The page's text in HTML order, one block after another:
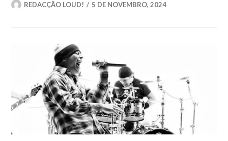
REDACÇÃO LOUD! 5 DE NOVEMBRO, 2024